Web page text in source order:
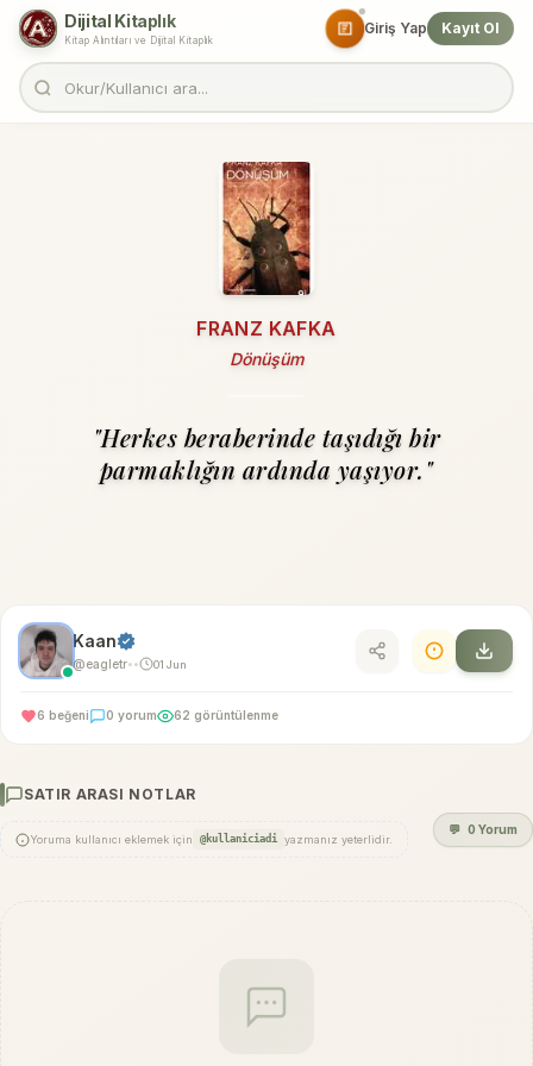
Dijital Kitaplık
Kitap Alıntıları ve Dijital Kitaplık
Giriş Yap Kayıt Ol
FRANZ KAFKA
Dönüşüm
"Herkes beraberinde taşıdığı bir
parmaklığın ardında yaşıyor."
Kaan
@eagletr• • 01 Jun
6 beğeni 0 yorum 62 görüntülenme
SATIR ARASI NOTLAR
Yoruma kullanıcı eklemek için @kullaniciadi yazmanız yeterlidir.
💬 0 Yorum